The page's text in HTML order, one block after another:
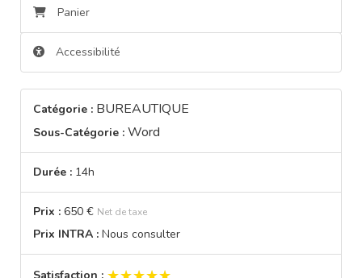
Panier
Accessibilité
Catégorie : BUREAUTIQUE
Sous-Catégorie : Word
Durée : 14h
Prix : 650 € Net de taxe
Prix INTRA : Nous consulter
Satisfaction :